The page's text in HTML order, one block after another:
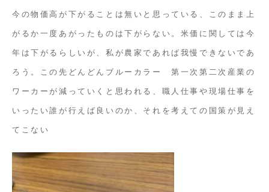
今の物価高が下がることは無いと思っている、このまま上
がるか一度あがったものは下がらない。米価に関しては今
年は下がるらしいが、私が農家であれば我慢できないであ
ろう。この先どんどんブルーカラー 第一次第二次産業の
ワーカーが減っていくと思われる、職人仕事や現場仕事を
いったい誰が行えば良いのか、それを考えての国策が見え
てこない